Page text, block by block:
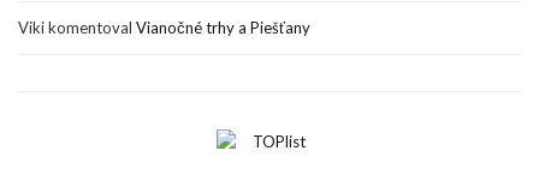
Vikikomentoval Vianočné trhy a Piešťany